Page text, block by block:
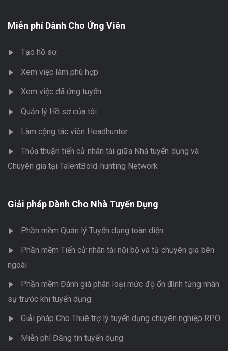
Miễn phí Dành Cho Ứng Viên
Tạo hồ sơ
Xem việc làm phù hợp
Xem việc đã ứng tuyển
Quản lý Hồ sơ của tôi
Làm cộng tác viên Headhunter
Thỏa thuận tiến cử nhân tài giữa Nhà tuyển dụng và
Chuyên gia tại TalentBold-hunting Network
Giải pháp Dành Cho Nhà Tuyển Dụng
Phần mềm Quản lý Tuyển dụng toàn diện
Phần mềm Tiến cử nhân tài nội bộ và từ chuyên gia bên
ngoài
Phần mềm Đánh giá phân loại mức độ ổn định từng nhân
sự trước khi tuyển dụng
Giải pháp Cho Thuê trợ lý tuyển dụng chuyên nghiệp RPO
Miễn phí Đăng tin tuyển dụng